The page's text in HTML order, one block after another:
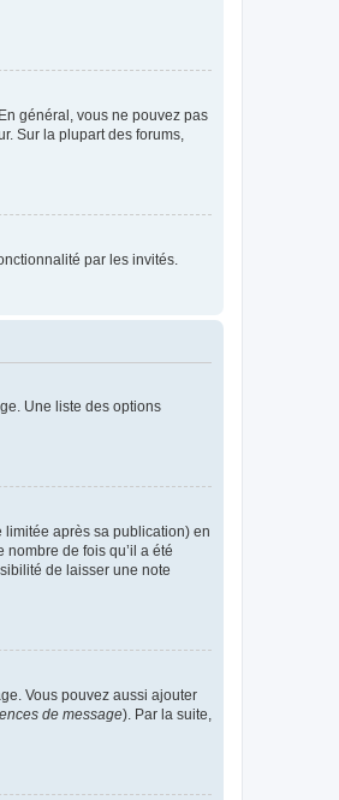
général, vous ne pouvez pas
Sur la plupart des forums,
par les invités.
Une liste des options
limitée après sa publication) en
de fois qu’il a été
de laisser une note
Vous pouvez aussi ajouter
de message). Par la suite,